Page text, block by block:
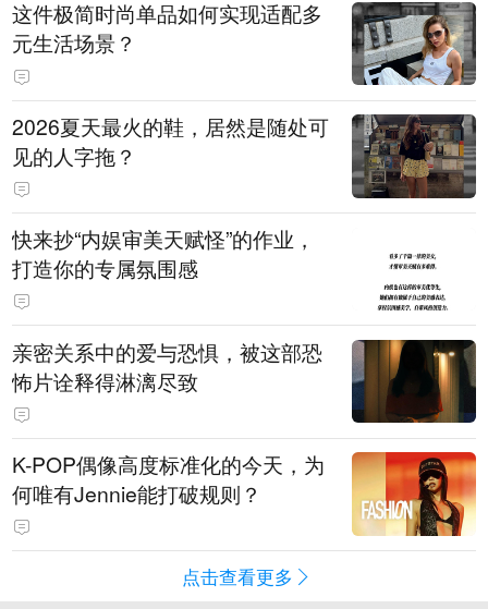
这件极简时尚单品如何实现适配多
元生活场景？
2026夏天最火的鞋，居然是随处可
见的人字拖？
快来抄“内娱审美天赋怪”的作业，
打造你的专属氛围感
亲密关系中的爱与恐惧，被这部恐
怖片诠释得淋漓尽致
K-POP偶像高度标准化的今天，为
何唯有Jennie能打破规则？
点击查看更多